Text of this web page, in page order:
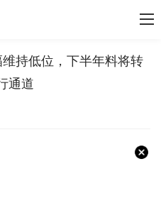
持低位，下半年料将转
通道